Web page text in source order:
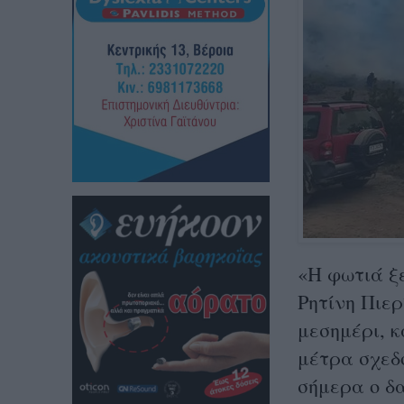
«Η φωτιά
Ρητίνη
μεσημέρι,
μέτρα
σήμερα ο